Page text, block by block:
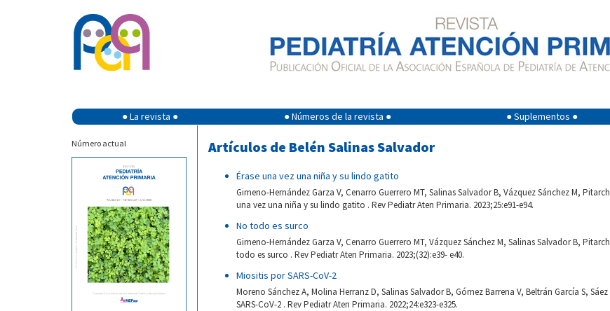
● La revista ● ● Números de la revista ● ● Suplementos ●
Número actual Artículos de Belén Salinas Salvador
Érase una vez una niña y su lindo gatito
Gimeno-Hernández Garza V, Cenarro Guerrero MT, Salinas Salvador B, Vázquez Sánchez M,
una vez una niña y su lindo gatito . Rev Pediatr Aten Primaria. 2023;25:e91-e94.
No todo es surco
Gimeno-Hernández Garza V, Cenarro Guerrero MT, Vázquez Sánchez M, Salinas Salvador B,
todo es surco . Rev Pediatr Aten Primaria. 2023;(32):e39- e40.
Miositis por SARS-CoV-2
Moreno Sánchez A, Molina Herranz D, Salinas Salvador B, Gómez Barrena V, Beltrán García S,
SARS-CoV-2 . Rev Pediatr Aten Primaria. 2022;24:e323-e325.